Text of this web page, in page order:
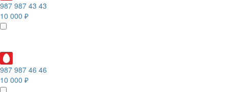
987 987 43 43
10 000 ₽
987 987 46 46
10 000 ₽